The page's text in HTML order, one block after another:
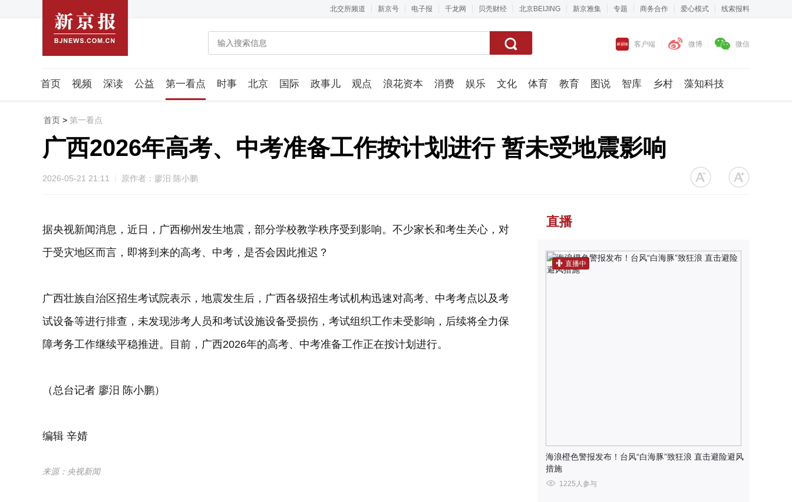
北交所频道 新京号 电子报 千龙网 贝壳财经 北京BEIJING 新京雅集 专题 商务合作 爱心模式 线索报料
客户端 微博 微信
首页 视频 深读 公益 第一看点 时事 北京 国际 政事儿 观点 浪花资本 消费 娱乐 文化 体育 教育 图说 智库 乡村 藻知科技
潮流智造局
首页 > 第一看点
广西2026年高考、中考准备工作按计划进行 暂未受地震影响
2026-05-21 21:11 原作者：廖汨 陈小鹏
据央视新闻消息，近日，广西柳州发生地震，部分学校教学秩序受到影响。不少家长和考生关心，对
于受灾地区而言，即将到来的高考、中考，是否会因此推迟？
广西壮族自治区招生考试院表示，地震发生后，广西各级招生考试机构迅速对高考、中考考点以及考
试设备等进行排查，未发现涉考人员和考试设施设备受损伤，考试组织工作未受影响，后续将全力保
障考务工作继续平稳推进。目前，广西2026年的高考、中考准备工作正在按计划进行。
（总台记者 廖汨 陈小鹏）
编辑 辛婧
来源：央视新闻
直播
直播中
海浪橙色警报发布！台风“白海豚”致狂浪 直击避险避风
措施
1225人参与